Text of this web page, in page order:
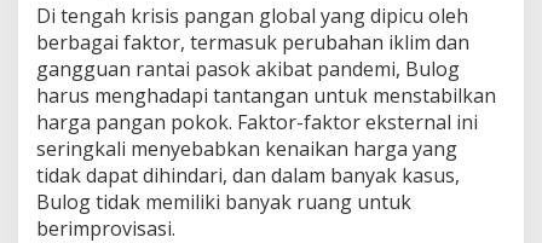
Di tengah krisis pangan global yang dipicu oleh
berbagai faktor, termasuk perubahan iklim dan
gangguan rantai pasok akibat pandemi, Bulog
harus menghadapi tantangan untuk menstabilkan
harga pangan pokok. Faktor-faktor eksternal ini
seringkali menyebabkan kenaikan harga yang
tidak dapat dihindari, dan dalam banyak kasus,
Bulog tidak memiliki banyak ruang untuk
berimprovisasi.